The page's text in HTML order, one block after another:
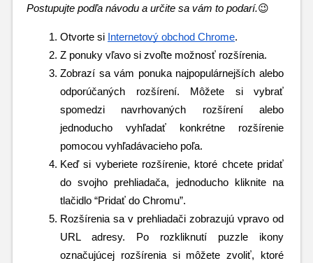
Postupujte podľa návodu a určite sa vám to podarí.😉
Otvorte si Internetový obchod Chrome.
Z ponuky vľavo si zvoľte možnosť rozšírenia.
Zobrazí sa vám ponuka najpopulárnejších alebo
odporúčaných rozšírení. Môžete si vybrať
spomedzi navrhovaných rozšírení alebo
jednoducho vyhľadať konkrétne rozšírenie
pomocou vyhľadávacieho poľa.
Keď si vyberiete rozšírenie, ktoré chcete pridať
do svojho prehliadača, jednoducho kliknite na
tlačidlo “Pridať do Chromu”.
Rozšírenia sa v prehliadači zobrazujú vpravo od
URL adresy. Po rozkliknutí puzzle ikony
označujúcej rozšírenia si môžete zvoliť, ktoré